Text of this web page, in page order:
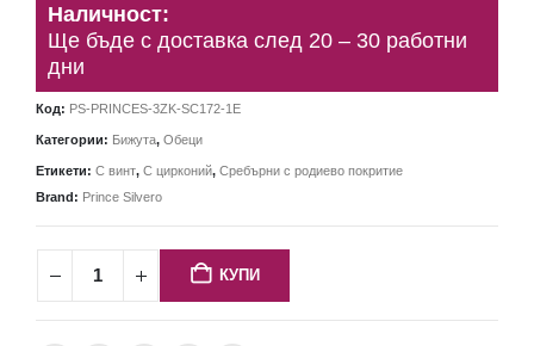
Наличност:
Ще бъде с доставка след 20 – 30 работни
дни
Код: PS-PRINCES-3ZK-SC172-1E
Категории: Бижута, Обеци
Етикети: С винт, С цирконий, Сребърни с родиево покритие
Brand: Prince Silvero
КУПИ